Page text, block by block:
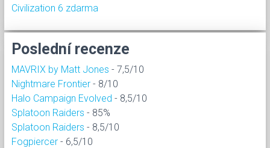
Civilization 6 zdarma
Poslední recenze
MAVRIX by Matt Jones - 7,5/10
Nightmare Frontier - 8/10
Halo Campaign Evolved - 8,5/10
Splatoon Raiders - 85%
Splatoon Raiders - 8,5/10
Fogpiercer - 6,5/10